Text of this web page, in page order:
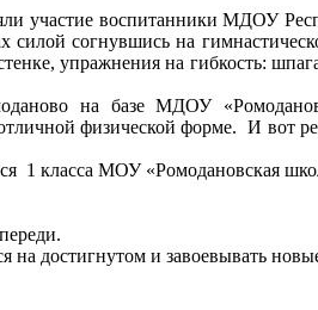
участие воспитанники МДОУ
согнувшись на
упражнения на гибкость:
на базе МДОУ
физической форме. И вот
1 класса МОУ «Ромодановская
на достигнутом и завоевывать